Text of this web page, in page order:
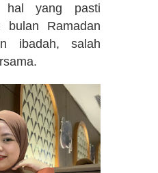
hal yang pasti
bulan Ramadan
ibadah, salah